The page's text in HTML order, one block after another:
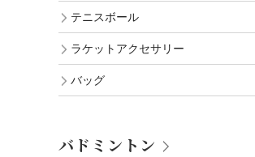
テニスボール
ラケットアクセサリー
バッグ
バドミントン